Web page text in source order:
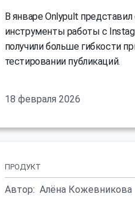
В январе Onlypult
инструменты работы с
получили больше гибкости
тестировании публикаций.
18 февраля 2026
ПРОДУКТ
Автор: Алёна Кожевникова